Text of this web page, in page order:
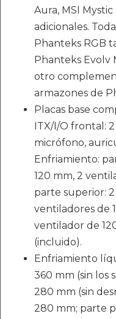
Aura, MSI
adicionales.
Phanteks RGB
Phanteks Evolv
otro
armazones de
Placas base
ITX/I/O frontal:
micrófono,
Enfriamiento:
120 mm, 2
parte superior:
ventiladores de
ventilador de
(incluido).
Enfriamiento
360 mm (sin los
280 mm (sin
280 mm; parte